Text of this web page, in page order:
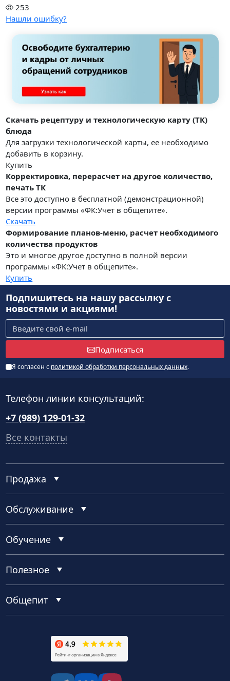
253
Нашли ошибку?
Скачать рецептуру и технологическую карту (ТК)
блюда
Для загрузки технологической карты, ее необходимо
добавить в корзину.
Купить
Корректировка, перерасчет на другое количество,
печать ТК
Все это доступно в бесплатной (демонстрационной)
версии программы «ФК:Учет в общепите».
Скачать
Формирование планов-меню, расчет необходимого
количества продуктов
Это и многое другое доступно в полной версии
программы «ФК:Учет в общепите».
Купить
Подпишитесь на нашу рассылкус
новостями и акциями!
Подписаться
Я согласен с политикой обработки персональных данных.
Телефон линии консультаций:
+7 (989) 129-01-32
Все контакты
Продажа
Обслуживание
Обучение
Полезное
Общепит